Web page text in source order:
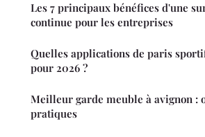
Les 7 principaux bénéfices d'une
continue pour les entreprises
Quelles applications de paris
pour 2026 ?
Meilleur garde meuble à avignon :
pratiques